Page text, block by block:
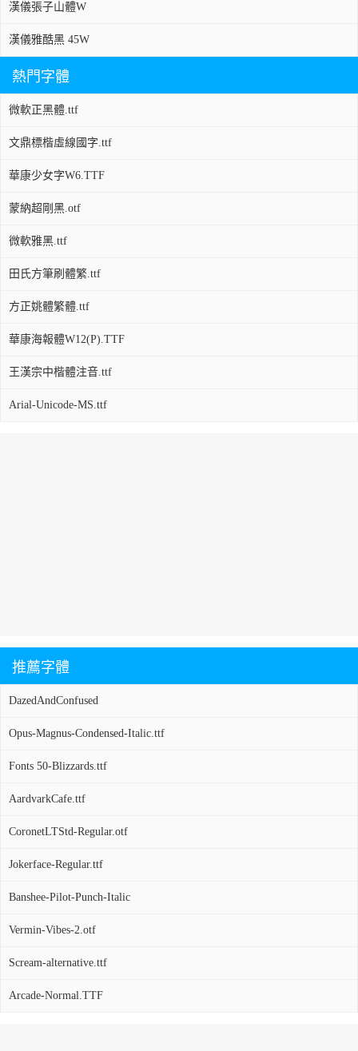
漢儀張子山體W
漢儀雅酷黑 45W
熱門字體
微軟正黑體.ttf
文鼎標楷虛線國字.ttf
華康少女字W6.TTF
蒙納超剛黑.otf
微軟雅黑.ttf
田氏方筆刷體繁.ttf
方正姚體繁體.ttf
華康海報體W12(P).TTF
王漢宗中楷體注音.ttf
Arial-Unicode-MS.ttf
推薦字體
DazedAndConfused
Opus-Magnus-Condensed-Italic.ttf
Fonts 50-Blizzards.ttf
AardvarkCafe.ttf
CoronetLTStd-Regular.otf
Jokerface-Regular.ttf
Banshee-Pilot-Punch-Italic
Vermin-Vibes-2.otf
Scream-alternative.ttf
Arcade-Normal.TTF